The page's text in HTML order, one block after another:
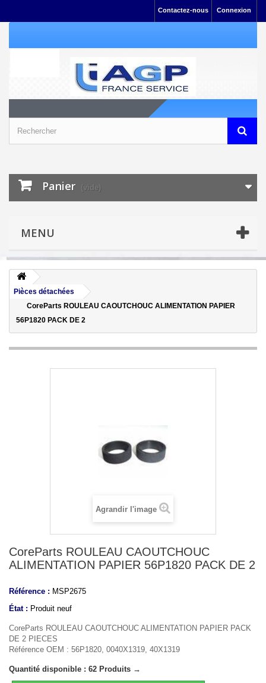
Connexion
Contactez-nous
Panier (vide)
MENU
Pièces détachées
CoreParts ROULEAU CAOUTCHOUC ALIMENTATION PAPIER
56P1820 PACK DE 2
Agrandir l'image
CoreParts ROULEAU CAOUTCHOUC
ALIMENTATION PAPIER 56P1820 PACK DE 2
Référence : MSP2675
État : Produit neuf
CoreParts ROULEAU CAOUTCHOUC ALIMENTATION PAPIER PACK
DE 2 PIECES
Référence OEM : 56P1820, 0040X1319, 40X1319
Quantité disponible : 62 Produits →